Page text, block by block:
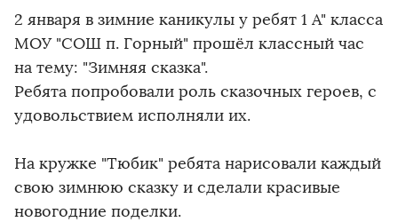
2 января в зимние каникулы у ребят 1 А" класса
МОУ "СОШ п. Горный" прошёл классный час
на тему: "Зимняя сказка".
Ребята попробовали роль сказочных героев, с
удовольствием исполняли их.
На кружке "Тюбик" ребята нарисовали каждый
свою зимнюю сказку и сделали красивые
новогодние поделки.